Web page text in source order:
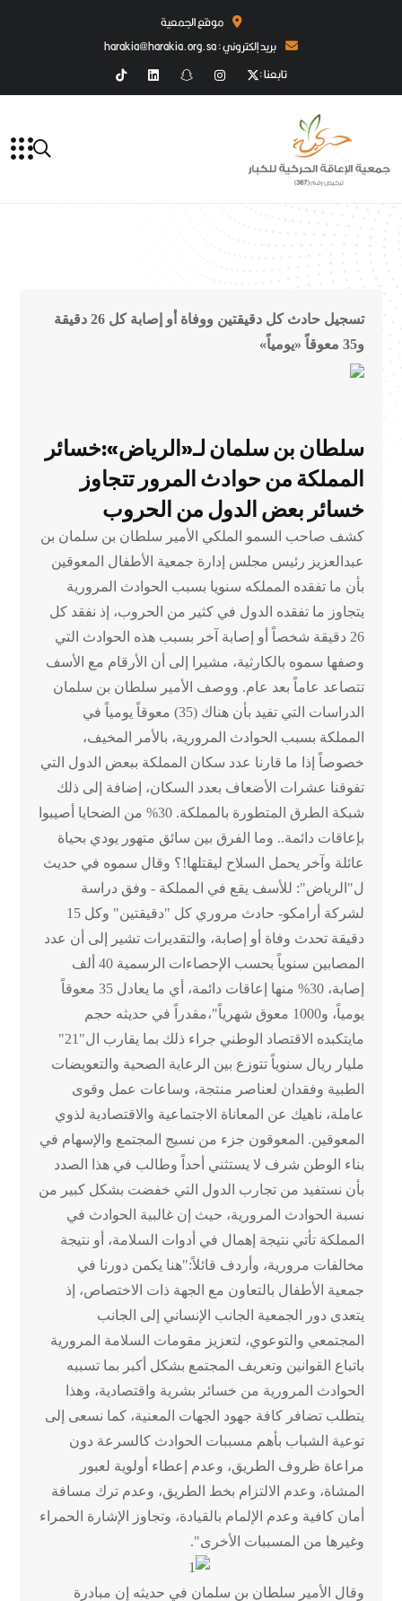
موقع الجمعية
بريد إلكتروني : harakia@harakia.org.sa
تابعنا :
تسجيل حادث كل دقيقتين ووفاة أو إصابة كل 26 دقيقة
و35 معوقاً «يومياً»
سلطان بن سلمان لـ«الرياض»:خسائر
المملكة من حوادث المرور تتجاوز
خسائر بعض الدول من الحروب
كشف صاحب السمو الملكي الأمير سلطان بن سلمان بن
عبدالعزيز رئيس مجلس إدارة جمعية الأطفال المعوقين
بأن ما تفقده المملكه سنويا بسبب الحوادث المرورية
يتجاوز ما تفقده الدول في كثير من الحروب، إذ نفقد كل
26 دقيقة شخصاً أو إصابة آخر بسبب هذه الحوادث التي
وصفها سموه بالكارثية، مشيرا إلى أن الأرقام مع الأسف
تتصاعد عاماً بعد عام. ووصف الأمير سلطان بن سلمان
الدراسات التي تفيد بأن هناك (35) معوقاً يومياً في
المملكة بسبب الحوادث المرورية، بالأمر المخيف،
خصوصاً إذا ما قارنا عدد سكان المملكة ببعض الدول التي
تفوقنا عشرات الأضعاف بعدد السكان، إضافة إلى ذلك
شبكة الطرق المتطورة بالمملكة. 30% من الضحايا أصيبوا
بإعاقات دائمة.. وما الفرق بين سائق متهور يودي بحياة
عائلة وآخر يحمل السلاح ليقتلها!؟ وقال سموه في حديث
ل"الرياض": للأسف يقع في المملكة - وفق دراسة
لشركة أرامكو- حادث مروري كل "دقيقتين" وكل 15
دقيقة تحدث وفاة أو إصابة، والتقديرات تشير إلى أن عدد
المصابين سنوياً بحسب الإحصاءات الرسمية 40 ألف
إصابة، 30% منها إعاقات دائمة، أي ما يعادل 35 معوقاً
يومياً، و1000 معوق شهرياً"،مقدراً في حديثه حجم
مايتكبده الاقتصاد الوطني جراء ذلك بما يقارب ال"21"
مليار ريال سنوياً تتوزع بين الرعاية الصحية والتعويضات
الطبية وفقدان لعناصر منتجة، وساعات عمل وقوى
عاملة، ناهيك عن المعاناة الاجتماعية والاقتصادية لذوي
المعوقين. المعوقون جزء من نسيج المجتمع والإسهام في
بناء الوطن شرف لا يستثني أحداً وطالب في هذا الصدد
بأن نستفيد من تجارب الدول التي خفضت بشكل كبير من
نسبة الحوادث المرورية، حيث إن غالبية الحوادث في
المملكة تأتي نتيجة إهمال في أدوات السلامة، أو نتيجة
مخالفات مرورية، وأردف قائلاً:"هنا يكمن دورنا في
جمعية الأطفال بالتعاون مع الجهة ذات الاختصاص، إذ
يتعدى دور الجمعية الجانب الإنساني إلى الجانب
المجتمعي والتوعوي، لتعزيز مقومات السلامة المرورية
باتباع القوانين وتعريف المجتمع بشكل أكبر بما تسببه
الحوادث المرورية من خسائر بشرية واقتصادية، وهذا
يتطلب تضافر كافة جهود الجهات المعنية، كما نسعى إلى
توعية الشباب بأهم مسببات الحوادث كالسرعة دون
مراعاة ظروف الطريق، وعدم إعطاء أولوية لعبور
المشاة، وعدم الالتزام بخط الطريق، وعدم ترك مسافة
أمان كافية وعدم الإلمام بالقيادة، وتجاوز الإشارة الحمراء
وغيرها من المسببات الأخرى".
وقال الأمير سلطان بن سلمان في حديثه إن مبادرة